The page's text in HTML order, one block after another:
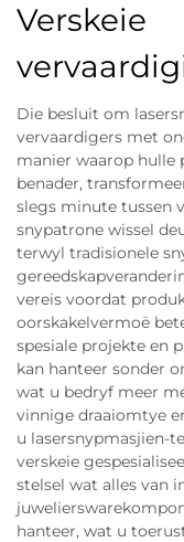
Verskeie
Die besluit om
vervaardigers met
manier waarop hulle
benader,
slegs minute tussen
snypatrone wissel
terwyl tradisionele
vereis voordat
oorskakelvermoë
spesiale projekte en
kan hanteer sonder
wat u bedryf meer
vinnige draaiomtye
u lasersnypmasjien-
verskeie
stelsel wat alles van
hanteer, wat u